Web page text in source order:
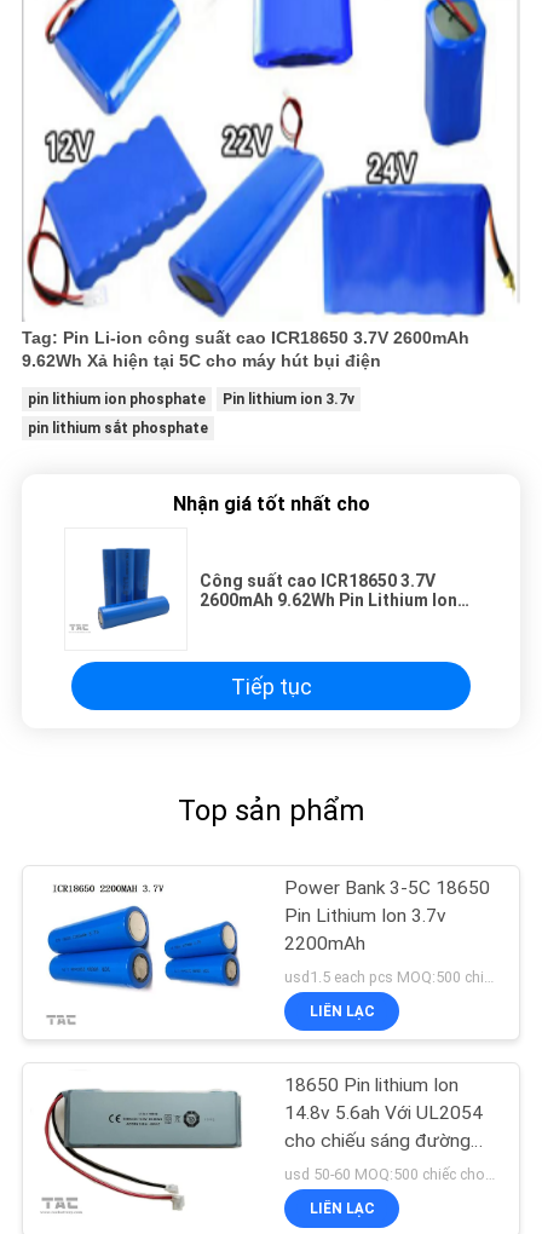
Tag: Pin Li-ion công suất cao ICR18650 3.7V 2600mAh
9.62Wh Xả hiện tại 5C cho máy hút bụi điện
pin lithium ion phosphate
Pin lithium ion 3.7v
pin lithium sắt phosphate
Nhận giá tốt nhất cho
Công suất cao ICR18650 3.7V
2600mAh 9.62Wh Pin Lithium Ion
Tiếp tục
Top sản phẩm
Power Bank 3-5C 18650
Pin Lithium Ion 3.7v
2200mAh
usd1.5 each pcs MOQ:500 chiếc cho một cell, 50 gói cho bộ pin
LIÊN LẠC
18650 Pin lithium Ion
14.8v 5.6ah Với UL2054
cho chiếu sáng đường
phố
LIÊN LẠC